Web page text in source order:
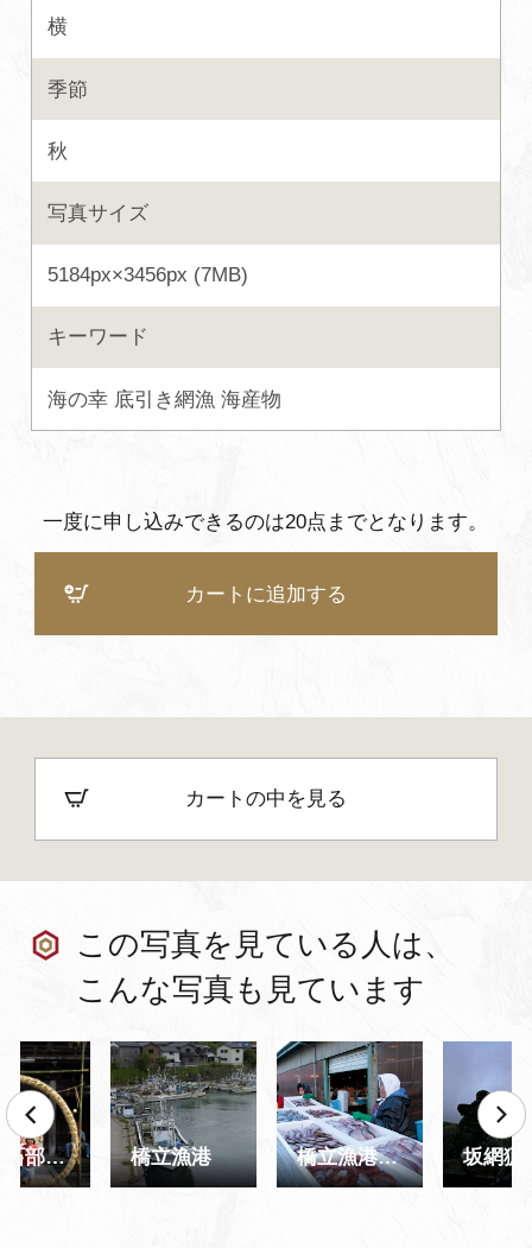
パンフレットダウンロード
よくあるご質問・お問い合わせ
プライバシーポリシー
横
季節
秋
写真サイズ
5184px×3456px (7MB)
キーワード
海の幸 底引き網漁 海産物
一度に申し込みできるのは20点までとなります。
カートに追加する
カートの中を見る
この写真を見ている人は、
こんな写真も見ています
菅生石部神社茅野輪くぐり 橋立漁港 橋立漁港 セリ 坂網猟